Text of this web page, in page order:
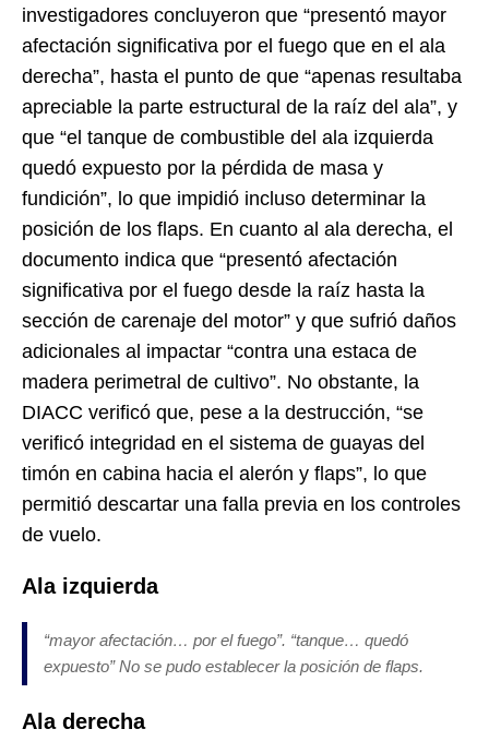
investigadores concluyeron que “presentó mayor
afectación significativa por el fuego que en el ala
derecha”, hasta el punto de que “apenas resultaba
apreciable la parte estructural de la raíz del ala”, y
que “el tanque de combustible del ala izquierda
quedó expuesto por la pérdida de masa y
fundición”, lo que impidió incluso determinar la
posición de los flaps. En cuanto al ala derecha, el
documento indica que “presentó afectación
significativa por el fuego desde la raíz hasta la
sección de carenaje del motor” y que sufrió daños
adicionales al impactar “contra una estaca de
madera perimetral de cultivo”. No obstante, la
DIACC verificó que, pese a la destrucción, “se
verificó integridad en el sistema de guayas del
timón en cabina hacia el alerón y flaps”, lo que
permitió descartar una falla previa en los controles
de vuelo.
Ala izquierda
“mayor afectación… por el fuego”. “tanque… quedó
expuesto” No se pudo establecer la posición de flaps.
Ala derecha